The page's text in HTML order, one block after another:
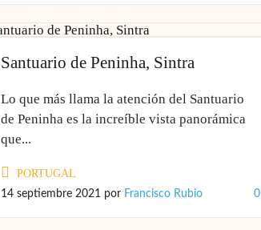
Santuario de Peninha, Sintra
Lo que más llama la atención del Santuario
de Peninha es la increíble vista panorámica
que...
PORTUGAL
14 septiembre 2021 por Francisco Rubio 0